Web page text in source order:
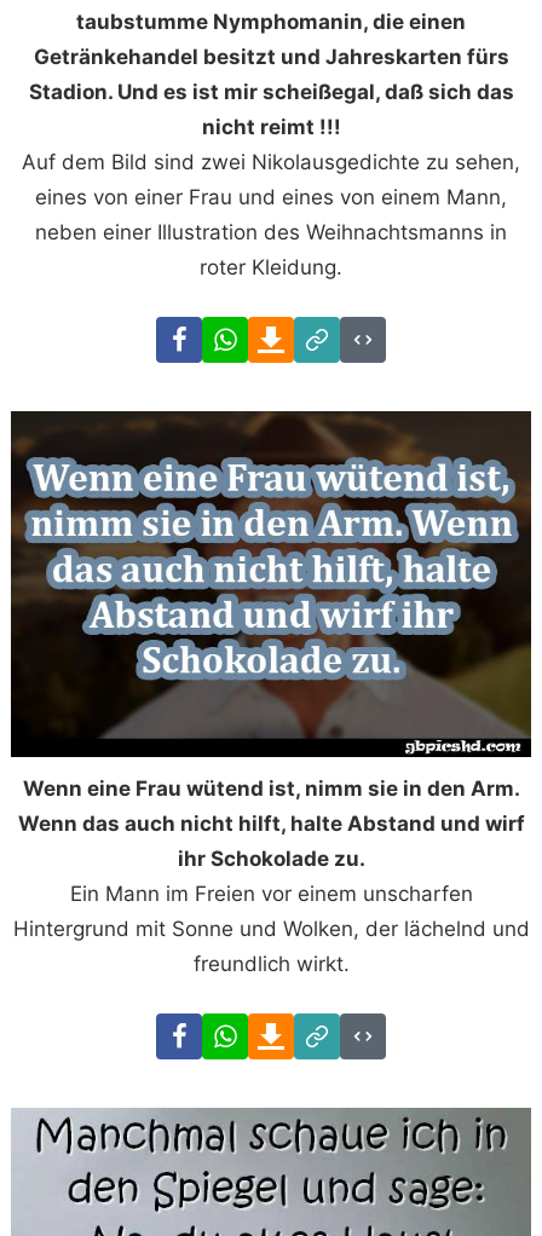
taubstumme Nymphomanin, die einen
Getränkehandel besitzt und Jahreskarten fürs
Stadion. Und es ist mir scheißegal, daß sich das
nicht reimt !!!
Auf dem Bild sind zwei Nikolausgedichte zu sehen,
eines von einer Frau und eines von einem Mann,
neben einer Illustration des Weihnachtsmanns in
roter Kleidung.
FacebookWhatsAppDownload
Link
Code
Wenn eine Frau wütend ist, nimm sie in den Arm.
Wenn das auch nicht hilft, halte Abstand und wirf
ihr Schokolade zu.
Ein Mann im Freien vor einem unscharfen
Hintergrund mit Sonne und Wolken, der lächelnd und
freundlich wirkt.
FacebookWhatsAppDownload
Link
Code